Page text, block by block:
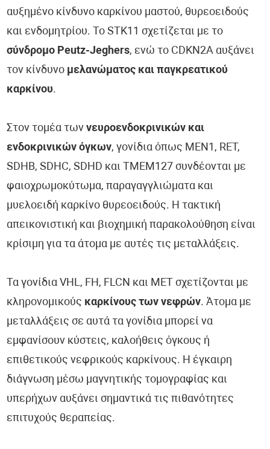
αυξημένο κίνδυνο καρκίνου μαστού, θυρεοειδούς
και ενδομητρίου. Το STK11 σχετίζεται με το
σύνδρομο Peutz-Jeghers, ενώ το CDKN2A αυξάνει
τον κίνδυνο μελανώματος και παγκρεατικού
καρκίνου.
Στον τομέα τωννευροενδοκρινικών και
ενδοκρινικών όγκων, γονίδια όπως MEN1, RET,
SDHB, SDHC, SDHD και TMEM127 συνδέονται με
φαιοχρωμοκύτωμα, παραγαγγλιώματα και
μυελοειδή καρκίνο θυρεοειδούς. Η τακτική
απεικονιστική και βιοχημική παρακολούθηση είναι
κρίσιμη για τα άτομα με αυτές τις μεταλλάξεις.
Τα γονίδια VHL, FH, FLCN και MET σχετίζονται με
κληρονομικούς καρκίνους των νεφρών. Άτομα με
μεταλλάξεις σε αυτά τα γονίδια μπορεί να
εμφανίσουν κύστεις, καλοήθεις όγκους ή
επιθετικούς νεφρικούς καρκίνους. Η έγκαιρη
διάγνωση μέσω μαγνητικής τομογραφίας και
υπερήχων αυξάνει σημαντικά τις πιθανότητες
επιτυχούς θεραπείας.